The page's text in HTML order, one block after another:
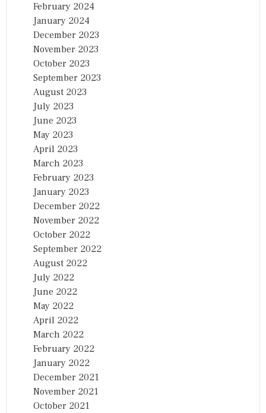
February 2024
January 2024
December 2023
November 2023
October 2023
September 2023
August 2023
July 2023
June 2023
May 2023
April 2023
March 2023
February 2023
January 2023
December 2022
November 2022
October 2022
September 2022
August 2022
July 2022
June 2022
May 2022
April 2022
March 2022
February 2022
January 2022
December 2021
November 2021
October 2021